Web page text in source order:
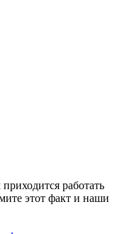
работать
этот факт и наши